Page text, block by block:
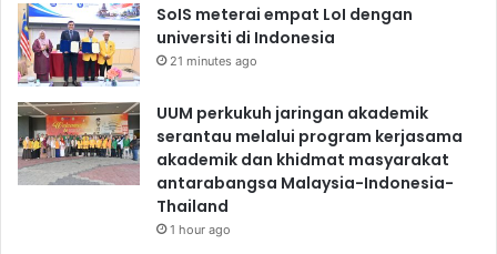
SoIS meterai empat LoI dengan
universiti di Indonesia
21 minutes ago
UUM perkukuh jaringan akademik
serantau melalui program kerjasama
akademik dan khidmat masyarakat
antarabangsa Malaysia-Indonesia-
Thailand
1 hour ago